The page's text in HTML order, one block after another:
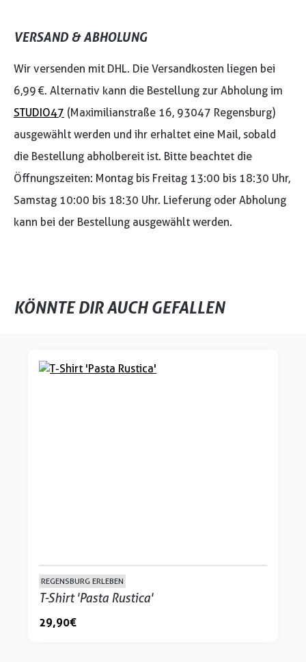
VERSAND & ABHOLUNG
Wir versenden mit DHL. Die Versandkosten liegen bei
6,99 €. Alternativ kann die Bestellung zur Abholung im
STUDIO47 (Maximilianstraße 16, 93047 Regensburg)
ausgewählt werden und ihr erhaltet eine Mail, sobald
die Bestellung abholbereit ist. Bitte beachtet die
Öffnungszeiten: Montag bis Freitag 13:00 bis 18:30 Uhr,
Samstag 10:00 bis 18:30 Uhr. Lieferung oder Abholung
kann bei der Bestellung ausgewählt werden.
KÖNNTE DIR AUCH GEFALLEN
REGENSBURG ERLEBEN
T-Shirt 'Pasta Rustica'
29,90 €